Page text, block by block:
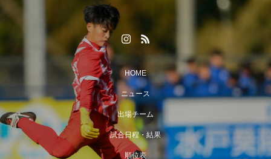
HOME
ニュース
出場チーム
試合日程・結果
順位表